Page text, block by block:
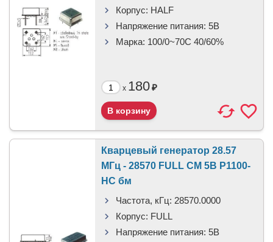
Корпус: HALF
Напряжение питания: 5В
Марка: 100/0~70C 40/60%
x 180₽
Кварцевый генератор 28.57
МГц - 28570 FULL CM 5В P1100-
HC бм
Частота, кГц: 28570.0000
Корпус: FULL
Напряжение питания: 5В